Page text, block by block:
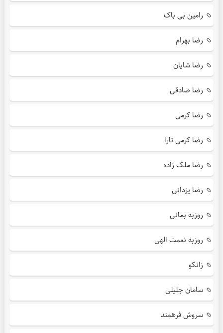
رامین بی باک
رضا بهرام
رضا شایان
رضا صادقی
رضا کرمی
رضا کرمی تارا
رضا ملک زاده
رضا یزدانی
روزبه بمانی
روزبه نعمت الهی
زانکو
سامان جلیلی
سروش فرهمند